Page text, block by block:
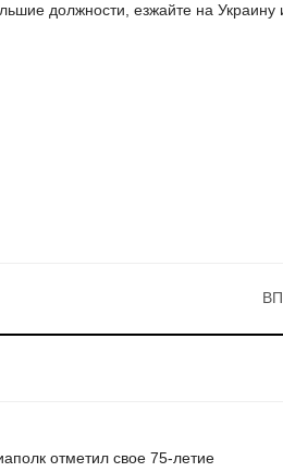
должности, езжайте на Украину
отметил свое 75-летие